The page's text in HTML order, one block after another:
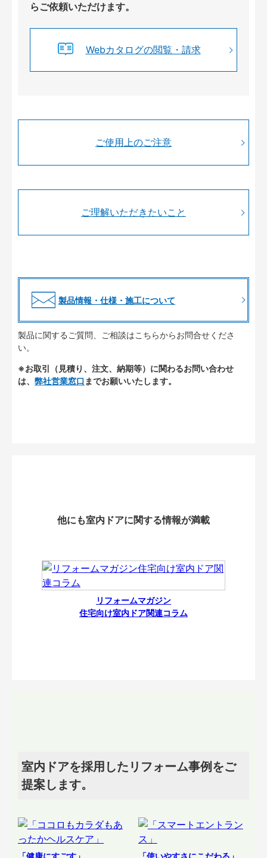
らご依頼いただけます。
Webカタログの閲覧・請求
ご使用上のご注意
ご理解いただきたいこと
製品情報・仕様・施工について
製品に関するご質問、ご相談はこちらからお問合せくださ
い。
※お取引（見積り、注文、納期等）に関わるお問い合わせ
は、 弊社営業窓口 までお願いいたします。
他にも室内ドアに関する情報が満載
リフォームマガジン
住宅向け室内ドア関連コラム
室内ドアを採用したリフォーム事例をご
提案します。